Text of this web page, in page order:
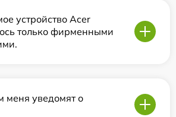
устройство Acer
только фирменными
меня уведомят о